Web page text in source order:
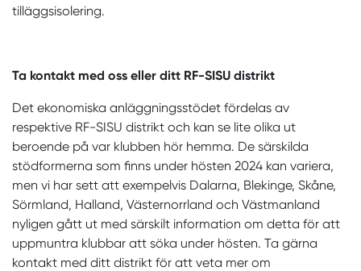
tilläggsisolering.
Ta kontakt med oss eller ditt RF-SISU distrikt
Det ekonomiska anläggningsstödet fördelas av
respektive RF-SISU distrikt och kan se lite olika ut
beroende på var klubben hör hemma. De särskilda
stödformerna som finns under hösten 2024 kan variera,
men vi har sett att exempelvis Dalarna, Blekinge, Skåne,
Sörmland, Halland, Västernorrland och Västmanland
nyligen gått ut med särskilt information om detta för att
uppmuntra klubbar att söka under hösten. Ta gärna
kontakt med ditt distrikt för att veta mer om